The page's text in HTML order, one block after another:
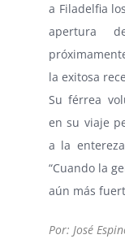
a Filadelfia
apertura
la exitosa
Su férrea
en su viaje
a la
“Cuando la
aún más
Por: José